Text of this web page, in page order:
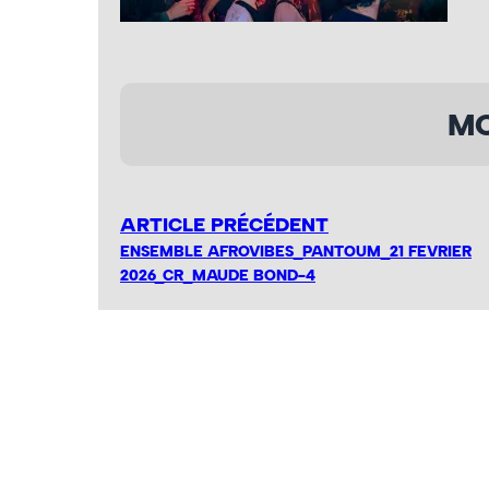
ARTICLE PRÉCÉDENT
ENSEMBLE AFROVIBES_PANTOUM_21 FEVRIER
2026_CR_MAUDE BOND-4